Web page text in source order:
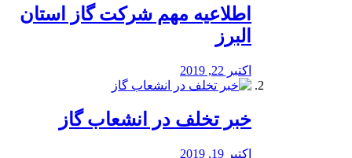
️اطلاعیه مهم شرکت گاز استان
البرز
اکتبر 22, 2019
خبر تخلف در انشعاب گاز
اکتبر 19, 2019